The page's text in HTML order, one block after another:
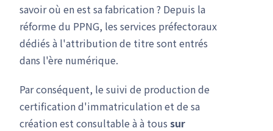
savoir où en est sa fabrication ? Depuis la
réforme du PPNG, les services préfectoraux
dédiés à l'attribution de titre sont entrés
dans l'ère numérique.
Par conséquent, le suivi de production de
certification d'immatriculation et de sa
création est consultable à à tous sur